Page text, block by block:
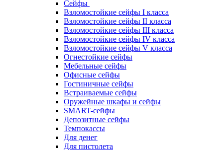
Сейфы
Взломостойкие сейфы I класса
Взломостойкие сейфы II класса
Взломостойкие сейфы III класса
Взломостойкие сейфы IV класса
Взломостойкие сейфы V класса
Огнестойкие сейфы
Мебельные сейфы
Офисные сейфы
Гостиничные сейфы
Встраиваемые сейфы
Оружейные шкафы и сейфы
SMART-сейфы
Депозитные сейфы
Темпокассы
Для денег
Для пистолета